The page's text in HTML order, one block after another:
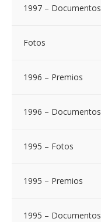
1997 – Documentos
Fotos
1996 – Premios
1996 – Documentos
1995 – Fotos
1995 – Premios
1995 – Documentos